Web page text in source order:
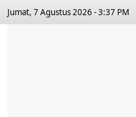
Jumat, 7 Agustus 2026 - 3:37 PM